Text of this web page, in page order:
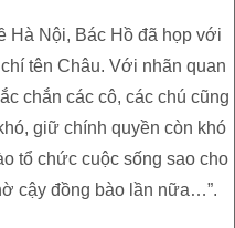
Hà Nội, Bác Hồ đã họp với
tên Châu. Với nhãn quan
chắn các cô, các chú cũng
giữ chính quyền còn khó
tổ chức cuộc sống sao cho
cậy đồng bào lần nữa…”.